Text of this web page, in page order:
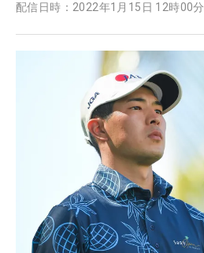
配信日時： 2022年1月15日 12時00分